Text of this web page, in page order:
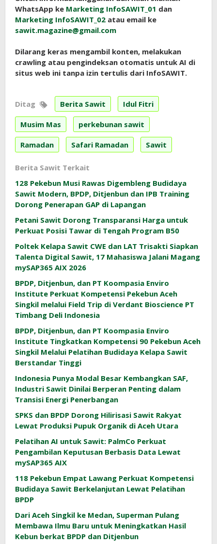
WhatsApp ke Marketing InfoSAWIT_01 dan
Marketing InfoSAWIT_02 atau email ke
sawit.magazine@gmail.com
Dilarang keras mengambil konten, melakukan
crawling atau pengindeksan otomatis untuk AI di
situs web ini tanpa izin tertulis dari InfoSAWIT.
Ditag Berita Sawit Idul Fitri
Musim Mas perkebunan sawit
Ramadan Safari Ramadan Sawit
Berita Sawit Terkait
128 Pekebun Musi Rawas Digembleng Budidaya
Sawit Modern, BPDP, Ditjenbun dan IPB Training
Dorong Penerapan GAP di Lapangan
Petani Sawit Dorong Transparansi Harga untuk
Perkuat Posisi Tawar di Tengah Program B50
Poltek Kelapa Sawit CWE dan LAT Trisakti Siapkan
Talenta Digital Sawit, 17 Mahasiswa Jalani Magang
mySAP365 AIX 2026
BPDP, Ditjenbun, dan PT Koompasia Enviro
Institute Perkuat Kompetensi Pekebun Aceh
Singkil melalui Field Trip di Verdant Bioscience PT
Timbang Deli Indonesia
BPDP, Ditjenbun, dan PT Koompasia Enviro
Institute Tingkatkan Kompetensi 90 Pekebun Aceh
Singkil Melalui Pelatihan Budidaya Kelapa Sawit
Berstandar Tinggi
Indonesia Punya Modal Besar Kembangkan SAF,
Industri Sawit Dinilai Berperan Penting dalam
Transisi Energi Penerbangan
SPKS dan BPDP Dorong Hilirisasi Sawit Rakyat
Lewat Produksi Pupuk Organik di Aceh Utara
Pelatihan AI untuk Sawit: PalmCo Perkuat
Pengambilan Keputusan Berbasis Data Lewat
mySAP365 AIX
118 Pekebun Empat Lawang Perkuat Kompetensi
Budidaya Sawit Berkelanjutan Lewat Pelatihan
BPDP
Dari Aceh Singkil ke Medan, Superman Pulang
Membawa Ilmu Baru untuk Meningkatkan Hasil
Kebun berkat BPDP dan Ditjenbun